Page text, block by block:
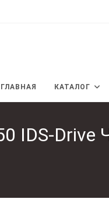
ГЛАВНАЯ КАТАЛОГ
IDS-